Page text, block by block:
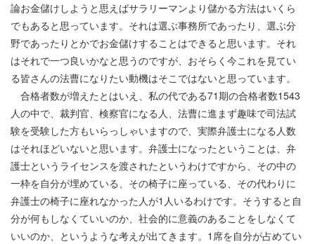
論お金儲けしようと思えばサラリーマンより儲かる方法はいくら
でもあると思っています。それは選ぶ事務所であったり、選ぶ分
野であったりとかでお金儲けすることはできると思います。それ
はそれで一つ良いかなと思うのですが、おそらく今これを見てい
る皆さんの法曹になりたい動機はそこではないと思っています。
合格者数が増えたとはいえ、私の代である71期の合格者数1543
人の中で、裁判官、検察官になる人、法曹に進まず趣味で司法試
験を受験した方もいらっしゃいますので、実際弁護士になる人数
はそれほどいないと思います。弁護士になったということは、弁
護士というライセンスを渡されたというわけですから、その中の
一枠を自分が埋めている、その椅子に座っている、その代わりに
弁護士の椅子に座れなかった人が1人いるわけです。そうすると自
分が何もしなくていいのか、社会的に意義のあることをしなくて
いいのか、というような考えが出てきます。1席を自分が占めてい